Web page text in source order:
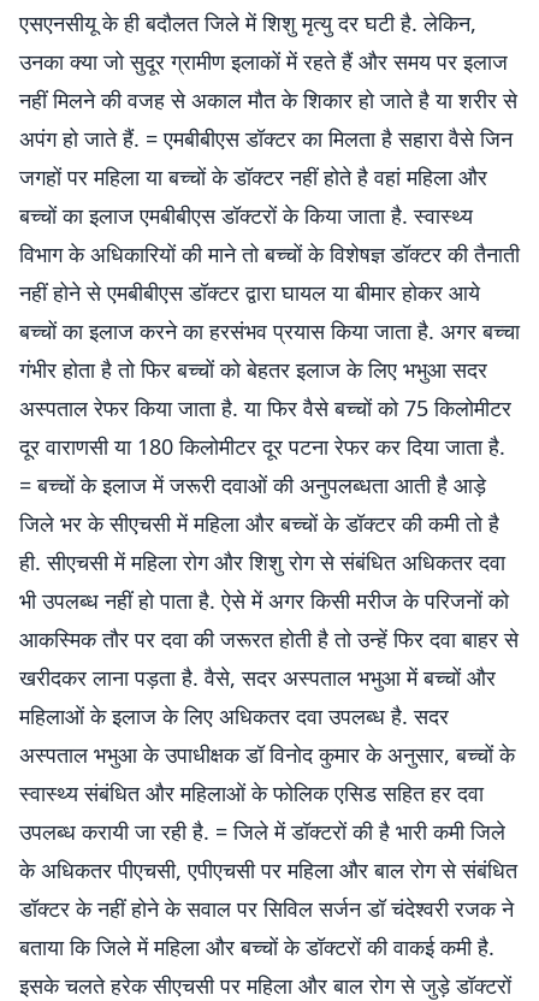
एसएनसीयू के ही बदौलत जिले में शिशु मृत्यु दर घटी है. लेकिन,
उनका क्या जो सुदूर ग्रामीण इलाकों में रहते हैं और समय पर इलाज
नहीं मिलने की वजह से अकाल मौत के शिकार हो जाते है या शरीर से
अपंग हो जाते हैं. = एमबीबीएस डॉक्टर का मिलता है सहारा वैसे जिन
जगहों पर महिला या बच्चों के डॉक्टर नहीं होते है वहां महिला और
बच्चों का इलाज एमबीबीएस डॉक्टरों के किया जाता है. स्वास्थ्य
विभाग के अधिकारियों की माने तो बच्चों के विशेषज्ञ डॉक्टर की तैनाती
नहीं होने से एमबीबीएस डॉक्टर द्वारा घायल या बीमार होकर आये
बच्चों का इलाज करने का हरसंभव प्रयास किया जाता है. अगर बच्चा
गंभीर होता है तो फिर बच्चों को बेहतर इलाज के लिए भभुआ सदर
अस्पताल रेफर किया जाता है. या फिर वैसे बच्चों को 75 किलोमीटर
दूर वाराणसी या 180 किलोमीटर दूर पटना रेफर कर दिया जाता है.
= बच्चों के इलाज में जरूरी दवाओं की अनुपलब्धता आती है आड़े
जिले भर के सीएचसी में महिला और बच्चों के डॉक्टर की कमी तो है
ही. सीएचसी में महिला रोग और शिशु रोग से संबंधित अधिकतर दवा
भी उपलब्ध नहीं हो पाता है. ऐसे में अगर किसी मरीज के परिजनों को
आकस्मिक तौर पर दवा की जरूरत होती है तो उन्हें फिर दवा बाहर से
खरीदकर लाना पड़ता है. वैसे, सदर अस्पताल भभुआ में बच्चों और
महिलाओं के इलाज के लिए अधिकतर दवा उपलब्ध है. सदर
अस्पताल भभुआ के उपाधीक्षक डॉ विनोद कुमार के अनुसार, बच्चों के
स्वास्थ्य संबंधित और महिलाओं के फोलिक एसिड सहित हर दवा
उपलब्ध करायी जा रही है. = जिले में डॉक्टरों की है भारी कमी जिले
के अधिकतर पीएचसी, एपीएचसी पर महिला और बाल रोग से संबंधित
डॉक्टर के नहीं होने के सवाल पर सिविल सर्जन डॉ चंदेश्वरी रजक ने
बताया कि जिले में महिला और बच्चों के डॉक्टरों की वाकई कमी है.
इसके चलते हरेक सीएचसी पर महिला और बाल रोग से जुड़े डॉक्टरों